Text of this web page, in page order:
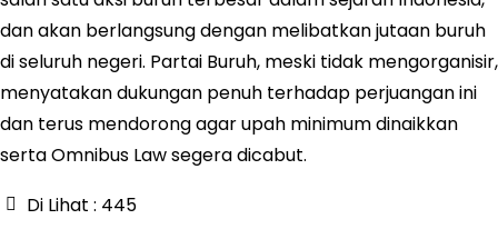
dan akan berlangsung dengan melibatkan jutaan buruh
di seluruh negeri. Partai Buruh, meski tidak mengorganisir,
menyatakan dukungan penuh terhadap perjuangan ini
dan terus mendorong agar upah minimum dinaikkan
serta Omnibus Law segera dicabut.
Di Lihat : 445